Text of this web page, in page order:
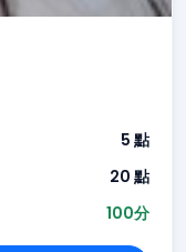
5 點
20 點
100分